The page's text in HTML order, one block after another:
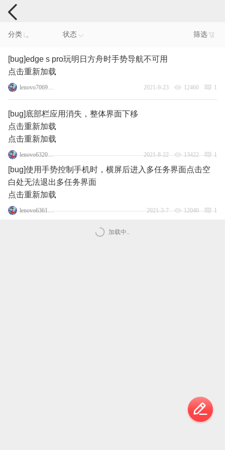
手机反馈
分类 状态 筛选
[bug]edge s pro玩明日方舟时手势导航不可用
点击重新加载
lenovo70695461 2021-9-23 12460 1
[bug]底部栏应用消失，整体界面下移
点击重新加载
点击重新加载
lenovo63200014 2021-8-22 13422 1
[bug]使用手势控制手机时，横屏后进入多任务界面点击空
白处无法退出多任务界面
点击重新加载
lenovo63611104 2021-3-7 12040 1
加载中..